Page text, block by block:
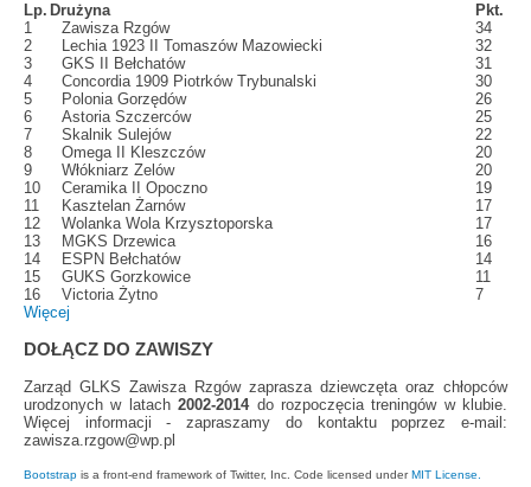
Lp. Drużyna
Pkt.
1
Zawisza Rzgów
34
2
Lechia 1923 II Tomaszów Mazowiecki
32
3
GKS II Bełchatów
31
4
Concordia 1909 Piotrków Trybunalski
30
5
Polonia Gorzędów
26
6
Astoria Szczerców
25
7
Skalnik Sulejów
22
8
Omega II Kleszczów
20
9
Włókniarz Zelów
20
10
Ceramika II Opoczno
19
11
Kasztelan Żarnów
17
12
Wolanka Wola Krzysztoporska
17
13
MGKS Drzewica
16
14
ESPN Bełchatów
14
15
GUKS Gorzkowice
11
16
Victoria Żytno
7
Więcej
DOŁĄCZ DO ZAWISZY
Zarząd GLKS Zawisza Rzgów zaprasza dziewczęta oraz chłopców
urodzonych w latach2002-2014do rozpoczęcia treningów w klubie.
Więcej informacji - zapraszamy do kontaktu poprzez e-mail:
zawisza.rzgow@wp.pl
Bootstrap is a front-end framework of Twitter, Inc. Code licensed underMIT License.